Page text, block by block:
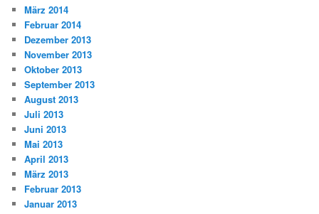
März 2014
Februar 2014
Dezember 2013
November 2013
Oktober 2013
September 2013
August 2013
Juli 2013
Juni 2013
Mai 2013
April 2013
März 2013
Februar 2013
Januar 2013